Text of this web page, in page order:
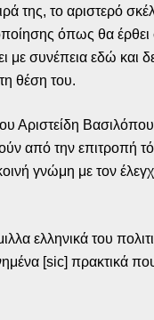
της, το αριστερό
όπως θα έρθει
συνέπεια εδώ και
θέση του.
Αριστείδη
από την επιτροπή
γνώμη με τον
ελληνικά του
[sic] πρακτικά